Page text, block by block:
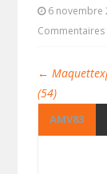
6 novembre
←
(54)
AMV83